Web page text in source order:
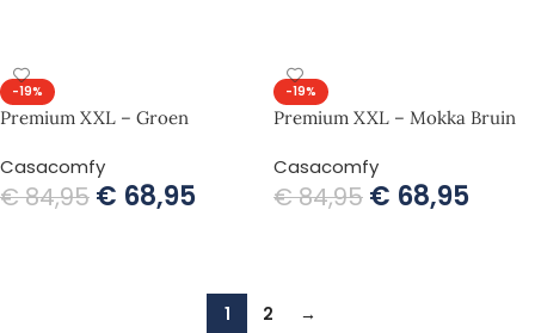
-19%
Premium XXL – Groen
Casacomfy
€84,95 € 68,95
-19%
Premium XXL – Mokka Bruin
Casacomfy
€84,95 € 68,95
1 2 →